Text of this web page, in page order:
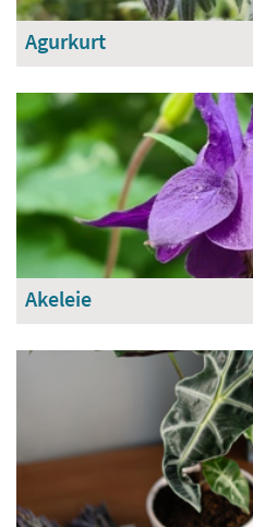
Agurkurt
Akeleie